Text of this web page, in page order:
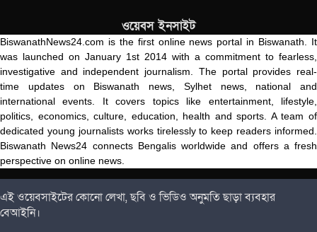
ওয়েবস ইনসাইট
BiswanathNews24.com is the first online news portal in Biswanath. It
was launched on January 1st 2014 with a commitment to fearless,
investigative and independent journalism. The portal provides real-
time updates on Biswanath news, Sylhet news, national and
international events. It covers topics like entertainment, lifestyle,
politics, economics, culture, education, health and sports. A team of
dedicated young journalists works tirelessly to keep readers informed.
Biswanath News24 connects Bengalis worldwide and offers a fresh
perspective on online news.
এই ওয়েবসাইটের কোনো লেখা, ছবি ও ভিডিও অনুমতি ছাড়া ব্যবহার
বেআইনি।